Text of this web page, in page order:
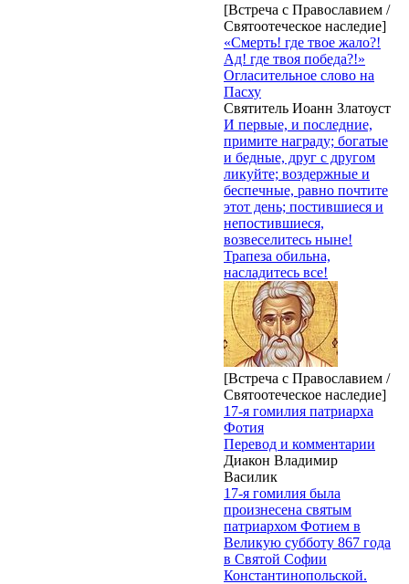
[Встреча с Православием /
Святоотеческое наследие]
«Смерть! где твое жало?!
Ад! где твоя победа?!»
Огласительное слово на
Пасху
Святитель Иоанн Златоуст
И первые, и последние,
примите награду; богатые
и бедные, друг с другом
ликуйте; воздержные и
беспечные, равно почтите
этот день; постившиеся и
непостившиеся,
возвеселитесь ныне!
Трапеза обильна,
насладитесь все!
[Встреча с Православием /
Святоотеческое наследие]
17-я гомилия патриарха
Фотия
Перевод и комментарии
Диакон Владимир
Василик
17-я гомилия была
произнесена святым
патриархом Фотием в
Великую субботу 867 года
в Святой Софии
Константинопольской.